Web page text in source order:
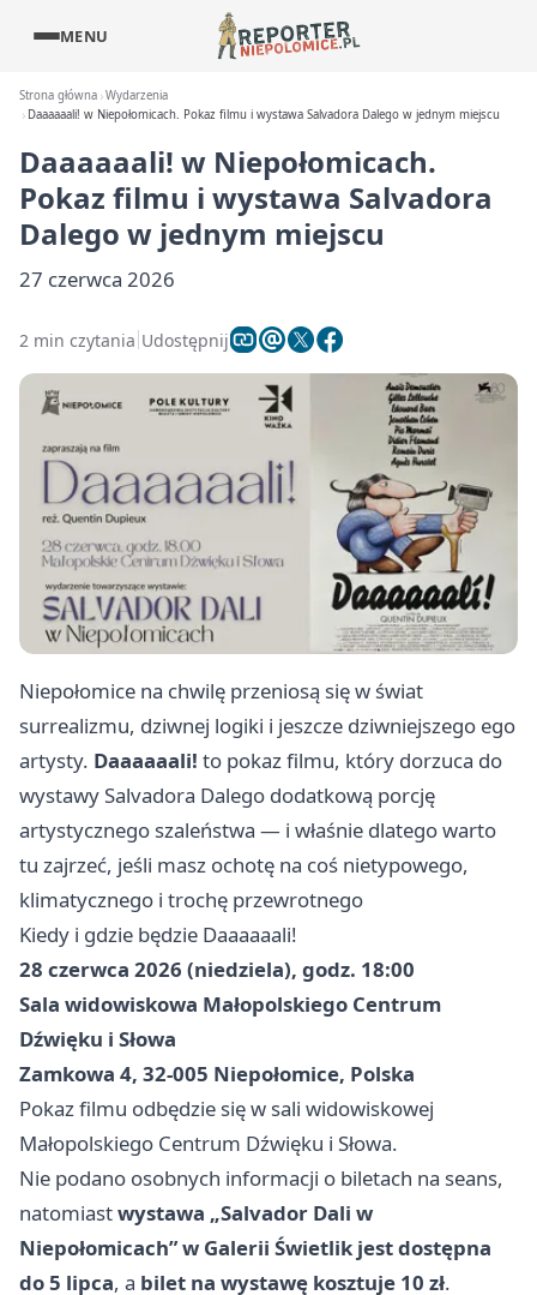
MENU
Strona główna Wydarzenia
Daaaaaali! w Niepołomicach. Pokaz filmu i wystawa Salvadora Dalego w jednym miejscu
Daaaaaali! w Niepołomicach.
Pokaz filmu i wystawa Salvadora
Dalego w jednym miejscu
27 czerwca 2026
2 min czytania Udostępnij
Niepołomice na chwilę przeniosą się w świat
surrealizmu, dziwnej logiki i jeszcze dziwniejszego ego
artysty. Daaaaaali! to pokaz filmu, który dorzuca do
wystawy Salvadora Dalego dodatkową porcję
artystycznego szaleństwa — i właśnie dlatego warto
tu zajrzeć, jeśli masz ochotę na coś nietypowego,
klimatycznego i trochę przewrotnego
Kiedy i gdzie będzie Daaaaaali!
28 czerwca 2026 (niedziela), godz. 18:00
Sala widowiskowa Małopolskiego Centrum
Dźwięku i Słowa
Zamkowa 4, 32-005 Niepołomice, Polska
Pokaz filmu odbędzie się w sali widowiskowej
Małopolskiego Centrum Dźwięku i Słowa.
Nie podano osobnych informacji o biletach na seans,
natomiastwystawa „Salvador Dali w
Niepołomicach” w Galerii Świetlik jest dostępna
do 5 lipca, a bilet na wystawę kosztuje 10 zł.